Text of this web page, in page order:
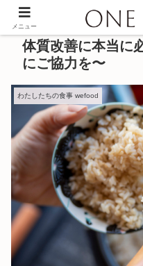
体質改善に本当に
にご協力を〜
わたしたちの食事 wefood
メニュー